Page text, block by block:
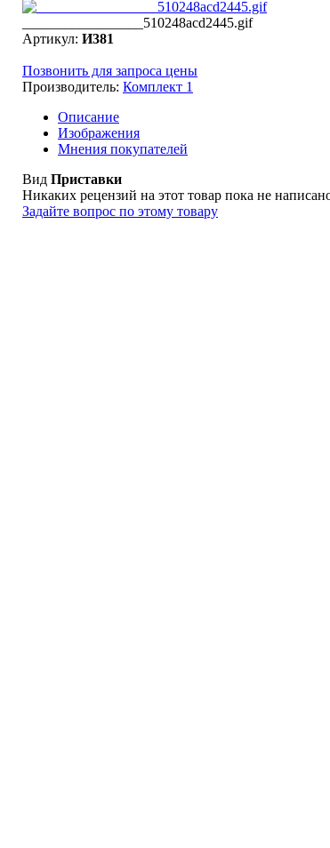
_________________510248acd2445.gif
Артикул: И381
Позвонить для запроса цены
Производитель: Комплект 1
Описание
Изображения
Мнения покупателей
Вид Приставки
Никаких рецензий на этот товар пока не
Задайте вопрос по этому товару